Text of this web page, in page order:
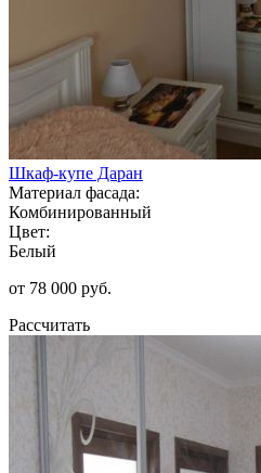
Шкаф-купе Даран
Материал фасада:
Комбинированный
Цвет:
Белый
от 78 000 руб.
Рассчитать